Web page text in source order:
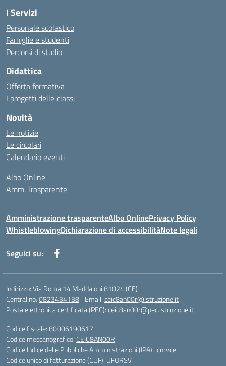
I Servizi
Personale scolastico
Famiglie e studenti
Percorsi di studio
Didattica
Offerta formativa
I progetti delle classi
Novità
Le notizie
Le circolari
Calendario eventi
Albo Online
Amm. Trasparente
Amministrazione trasparenteAlbo OnlinePrivacy Policy
WhistleblowingDichiarazione di accessibilitàNote legali
Seguici su:
Indirizzo:Via Roma 14 Maddaloni 81024 (CE)
Centralino:0823434138 Email:ceic8an00r@istruzione.it
Posta elettronica certificata (PEC):ceic8an00r@pec.istruzione.it
Codice fiscale: 80006190617
Codice meccanografico: CEIC8AN00R
Codice Indice delle Pubbliche Amministrazioni (IPA): icmvce
Codice unico di fatturazione (CUF): UFORSV